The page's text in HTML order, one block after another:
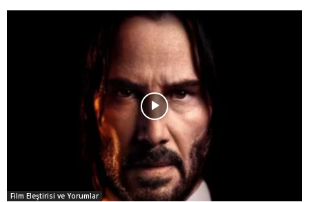
Film Eleştirisi ve Yorumlar